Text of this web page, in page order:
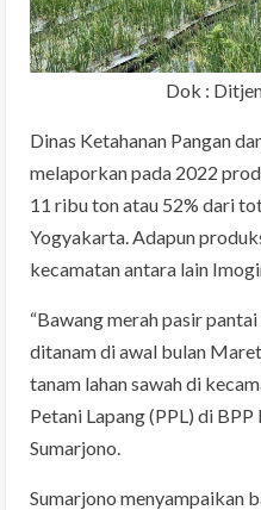
Dok :
Dinas Ketahanan Pangan
melaporkan pada 2022
11 ribu ton atau 52% dari
Yogyakarta. Adapun
kecamatan antara lain
“Bawang merah pasir
ditanam di awal bulan
tanam lahan sawah di
Petani Lapang (PPL) di BPP
Sumarjono.
Sumarjono menyampaikan